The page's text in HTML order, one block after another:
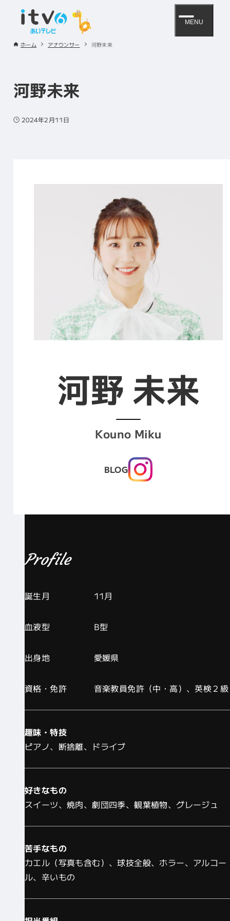
MENU
ホーム アナウンサー 河野未来
河野未来
2024年2月11日
河野 未来
Kouno Miku
BLOG
Profile
誕生月 11月
血液型 B型
出身地 愛媛県
資格・免許 音楽教員免許（中・高）、英検２級
趣味・特技
ピアノ、断捨離、ドライブ
好きなもの
スイーツ、焼肉、劇団四季、観葉植物、グレージュ
苦手なもの
カエル（写真も含む）、球技全般、ホラー、アルコー
ル、辛いもの